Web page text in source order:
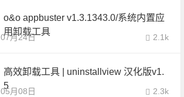
o&o appbuster v1.3.1343.0/系统内置应
用卸载工具
07月24日 2.1k
高效卸载工具 | uninstallview 汉化版v1.
5
05月08日 2.3k